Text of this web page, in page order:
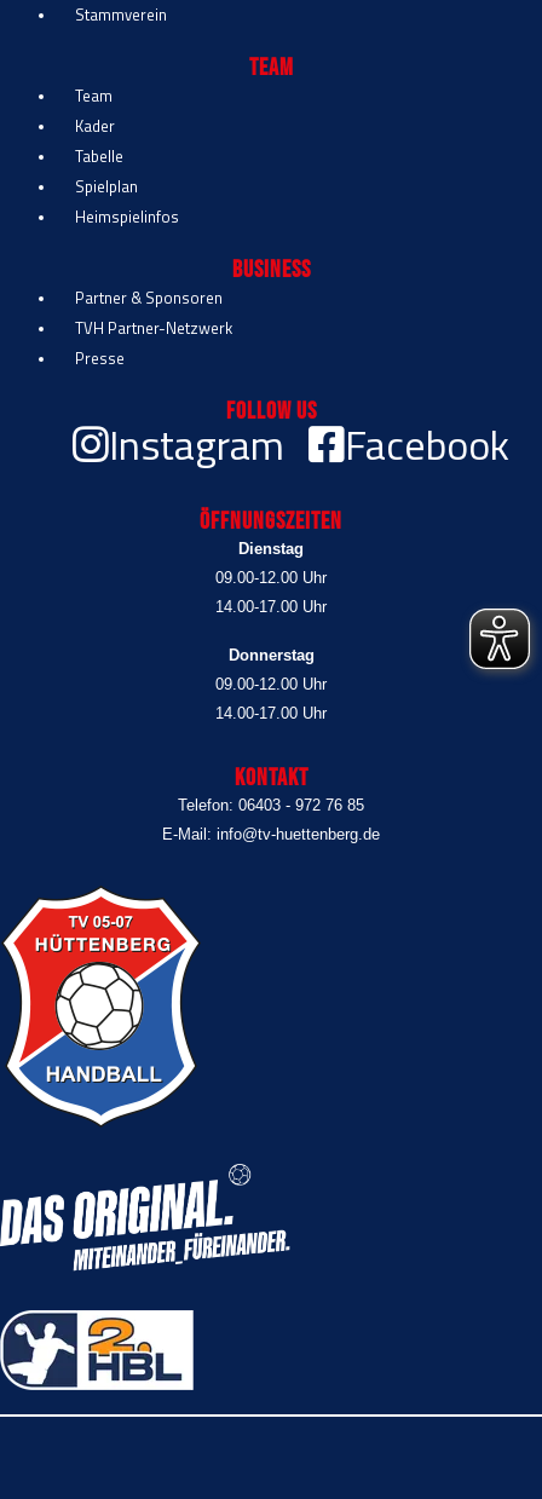
Stammverein
Team
Team
Kader
Tabelle
Spielplan
Heimspielinfos
Business
Partner & Sponsoren
TVH Partner-Netzwerk
Presse
Follow Us
Instagram Facebook
Öffnungszeiten
Dienstag
09.00-12.00 Uhr
14.00-17.00 Uhr
Donnerstag
09.00-12.00 Uhr
14.00-17.00 Uhr
Kontakt
Telefon: 06403 - 972 76 85
E-Mail: info@tv-huettenberg.de